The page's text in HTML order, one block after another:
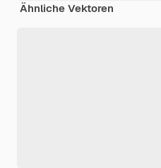
Ähnliche Vektoren